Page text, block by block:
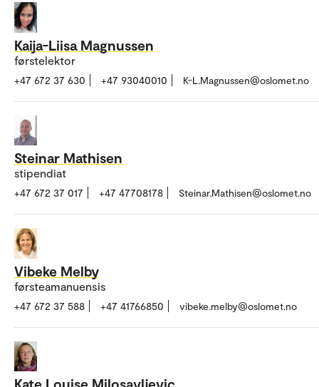
Kaija-Liisa Magnussen
førstelektor
+47 672 37 630 +47 93040010 K-L.Magnussen@oslomet.no
Steinar Mathisen
stipendiat
+47 672 37 017 +47 47708178 Steinar.Mathisen@oslomet.no
Vibeke Melby
førsteamanuensis
+47 672 37 588 +47 41766850 vibeke.melby@oslomet.no